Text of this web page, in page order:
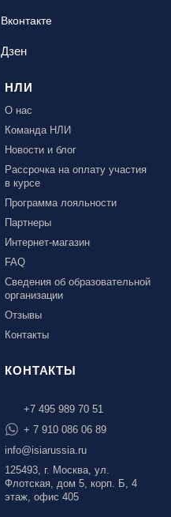
Вконтакте
Дзен
НЛИ
О нас
Команда НЛИ
Новости и блог
Рассрочка на оплату участия
в курсе
Программа лояльности
Партнеры
Интернет-магазин
FAQ
Сведения об образовательной
организации
Отзывы
Контакты
КОНТАКТЫ
+7 495 989 70 51
+ 7 910 086 06 89
info@isiarussia.ru
125493, г. Москва, ул.
Флотская, дом 5, корп. Б, 4
этаж, офис 405